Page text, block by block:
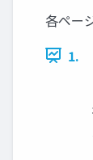
各ペー
1.